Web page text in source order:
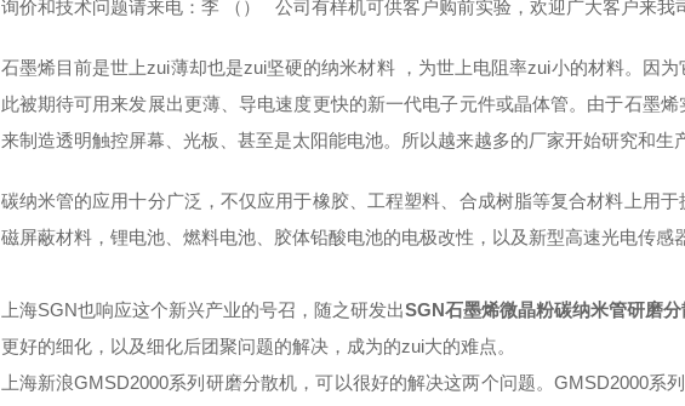
询价和技术问题请来电：李
（） 公司有样机可供客户购前实验，欢迎广大客户来我
石墨烯目前是世上zui薄却也是zui坚硬的纳米材料
，为世上电阻率zui小的材料。因
此被期待可用来发展出更薄、导电速度更快的新一代电子元件或晶体管。由于石墨
来制造透明触控屏幕、光板、甚至是太阳能电池。所以越来越多的厂家开始研究和生
碳纳米管的应用十分广泛，不仅应用于橡胶、工程塑料、合成树脂等复合材料上用
磁屏蔽材料，锂电池、燃料电池、胶体铅酸电池的电极改性，以及新型高速光电传感
上海SGN也响应这个新兴产业的号召，随之研发出SGN石墨烯微晶粉碳纳米管研磨
更好的细化，以及细化后团聚问题的解决，成为的zui大的难点。
上海新浪GMSD2000系列研磨分散机，可以很好的解决这两个问题。GMSD2000系